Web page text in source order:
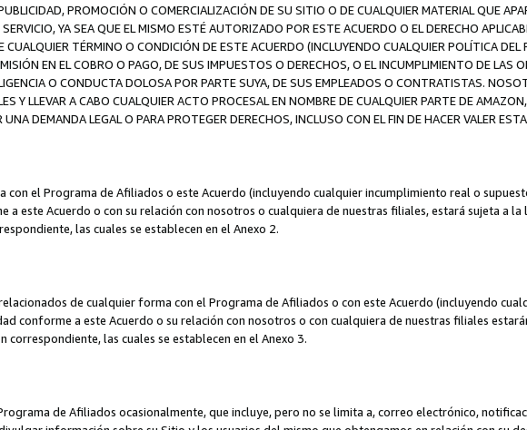
PROMOCIÓN O COMERCIALIZACIÓN DE SU SITIO O DE CUALQUIER MATERIAL QUE
YA SEA QUE EL MISMO ESTÉ AUTORIZADO POR ESTE ACUERDO O EL DERECHO
TÉRMINO O CONDICIÓN DE ESTE ACUERDO (INCLUYENDO CUALQUIER POLÍTICA DEL
EN EL COBRO O PAGO, DE SUS IMPUESTOS O DERECHOS, O EL INCUMPLIMIENTO DE LAS
O CONDUCTA DOLOSA POR PARTE SUYA, DE SUS EMPLEADOS O CONTRATISTAS.
Y LLEVAR A CABO CUALQUIER ACTO PROCESAL EN NOMBRE DE CUALQUIER PARTE DE
DEMANDA LEGAL O PARA PROTEGER DERECHOS, INCLUSO CON EL FIN DE HACER VALER
el Programa de Afiliados o este Acuerdo (incluyendo cualquier incumplimiento real o
a este Acuerdo o con su relación con nosotros o cualquiera de nuestras filiales, estará sujeta a la
las cuales se establecen en el Anexo 2.
de cualquier forma con el Programa de Afiliados o con este Acuerdo (incluyendo
conforme a este Acuerdo o su relación con nosotros o con cualquiera de nuestras filiales
las cuales se establecen en el Anexo 3.
de Afiliados ocasionalmente, que incluye, pero no se limita a, correo electrónico,